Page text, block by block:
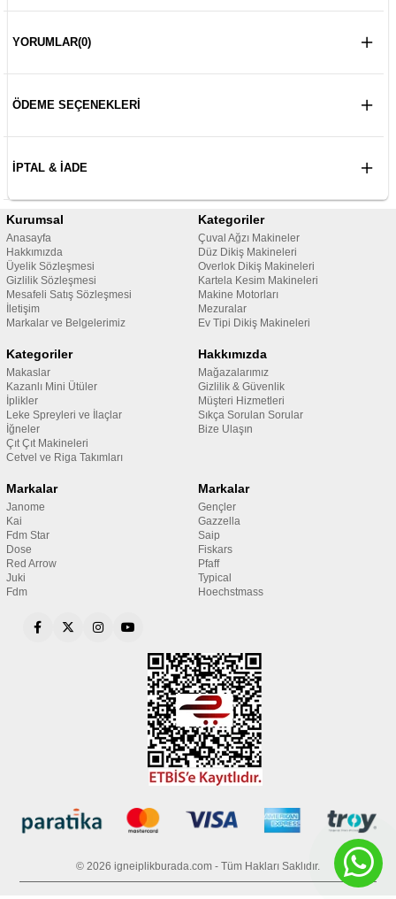
YORUMLAR(0)
ÖDEME SEÇENEKLERI
İPTAL & İADE
Kurumsal
Anasayfa
Hakkımızda
Üyelik Sözleşmesi
Gizlilik Sözleşmesi
Mesafeli Satış Sözleşmesi
İletişim
Markalar ve Belgelerimiz
Kategoriler
Çuval Ağzı Makineler
Düz Dikiş Makineleri
Overlok Dikiş Makineleri
Kartela Kesim Makineleri
Makine Motorları
Mezuralar
Ev Tipi Dikiş Makineleri
Kategoriler
Makaslar
Kazanlı Mini Ütüler
İplikler
Leke Spreyleri ve İlaçlar
İğneler
Çıt Çıt Makineleri
Cetvel ve Riga Takımları
Hakkımızda
Mağazalarımız
Gizlilik & Güvenlik
Müşteri Hizmetleri
Sıkça Sorulan Sorular
Bize Ulaşın
Markalar
Janome
Kai
Fdm Star
Dose
Red Arrow
Juki
Fdm
Markalar
Gençler
Gazzella
Saip
Fiskars
Pfaff
Typical
Hoechstmass
© 2026 igneiplikburada.com - Tüm Hakları Saklıdır.